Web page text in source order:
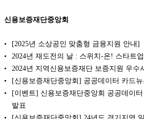
신용보증재단중앙회
[2025년 소상공인 맞춤형 금융지원 안내]
2024년 재도전의 날 : 스위치-온! 스타트
2024년 지역신용보증재단 보증지원 우수
[신용보증재단중앙회] 공공데이터 카드뉴
[이벤트] 신용보증재단중앙회 공공데이
발표